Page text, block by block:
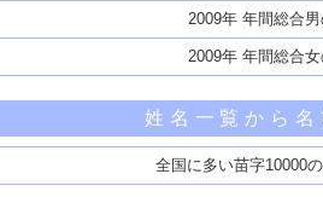
2009年 年間総合
2009年 年間総合
姓名一覧から名
全国に多い苗字10000